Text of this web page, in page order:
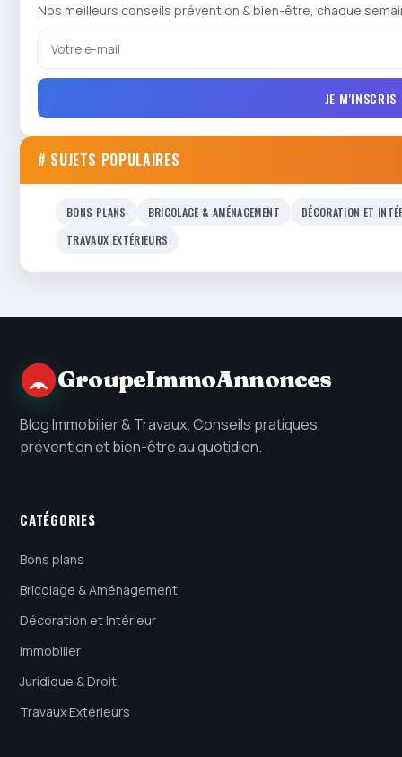
Nos meilleurs conseils prévention & bien-être, chaque
JE M'INSCRIS
# SUJETS POPULAIRES
BONS PLANS BRICOLAGE & AMÉNAGEMENT
DÉCORATION ET
TRAVAUX EXTÉRIEURS
GroupeImmoAnnonces
Blog Immobilier & Travaux. Conseils pratiques,
prévention et bien-être au quotidien.
CATÉGORIES
Bons plans
Bricolage & Aménagement
Décoration et Intérieur
Immobilier
Juridique & Droit
Travaux Extérieurs